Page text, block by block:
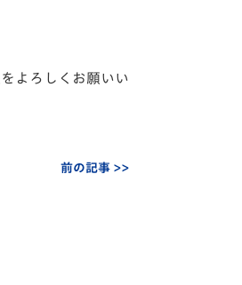
よろしくお願いい
前の記事 >>